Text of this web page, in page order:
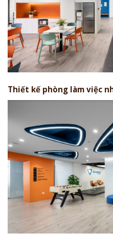
Thiết kế phòng làm việc